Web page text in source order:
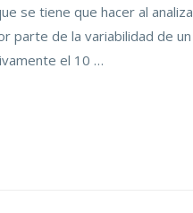
se tiene que hacer al
parte de la variabilidad de
el 10 …